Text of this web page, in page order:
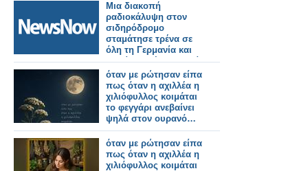
Μια διακοπή
ραδιοκάλυψη στον
σιδηρόδρομο
σταμάτησε τρένα σε
όλη τη Γερμανία και
κανείς δεν ήξερε γιατί.
όταν με ρώτησαν είπα
πως όταν η αχιλλέα η
χιλιόφυλλος κοιμάται
το φεγγάρι ανεβαίνει
ψηλά στον ουρανό…
όταν με ρώτησαν είπα
πως όταν η αχιλλέα η
χιλιόφυλλος κοιμάται